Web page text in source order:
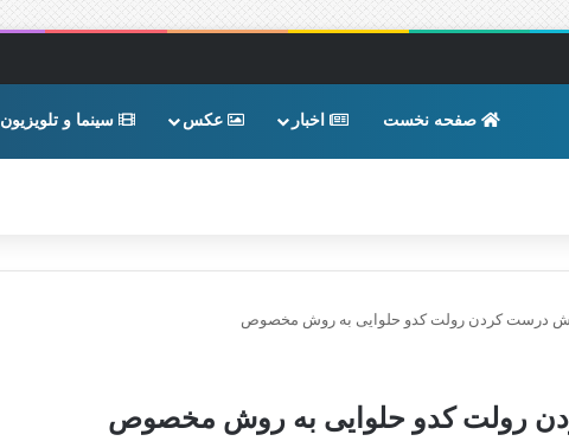
صفحه نخست اخبار عکس سینما و تلویزیون
درست کردن رولت کدو حلوایی به روش مخصوص
رولت کدو حلوایی به روش مخصوص